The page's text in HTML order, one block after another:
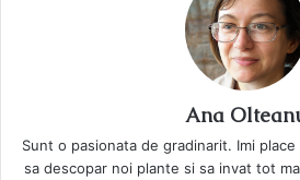
Ana
Sunt o pasionata de gradinarit. Imi
sa descopar noi plante si sa invat tot